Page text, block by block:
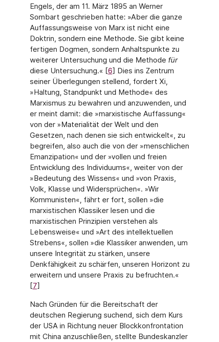
Engels, der am 11. März 1895 an Werner
Sombart geschrieben hatte: »Aber die ganze
Auffassungsweise von Marx ist nicht eine
Doktrin, sondern eine Methode. Sie gibt keine
fertigen Dogmen, sondern Anhaltspunkte zu
weiterer Untersuchung und die Methode für
diese Untersuchung.« [6] Dies ins Zentrum
seiner Überlegungen stellend, fordert Xi,
»Haltung, Standpunkt und Methode« des
Marxismus zu bewahren und anzuwenden, und
er meint damit: die »marxistische Auffassung«
von der »Materialität der Welt und den
Gesetzen, nach denen sie sich entwickelt«, zu
begreifen, also auch die von der »menschlichen
Emanzipation« und der »vollen und freien
Entwicklung des Individuums«, weiter von der
»Bedeutung des Wissens« und »von Praxis,
Volk, Klasse und Widersprüchen«. »Wir
Kommunisten«, fährt er fort, sollen »die
marxistischen Klassiker lesen und die
marxistischen Prinzipien verstehen als
Lebensweise« und »Art des intellektu­ellen
Strebens«, sollen »die Klassiker anwenden, um
unsere Integrität zu stärken, unsere
Denkfähigkeit zu schärfen, unseren Horizont zu
erweitern und unsere Praxis zu befruch­ten.«
[7]
Nach Gründen für die Bereitschaft der
deutschen Regierung suchend, sich dem Kurs
der USA in Richtung neuer Blockkonfrontation
mit China anzuschließen, stellte Bundeskanzler